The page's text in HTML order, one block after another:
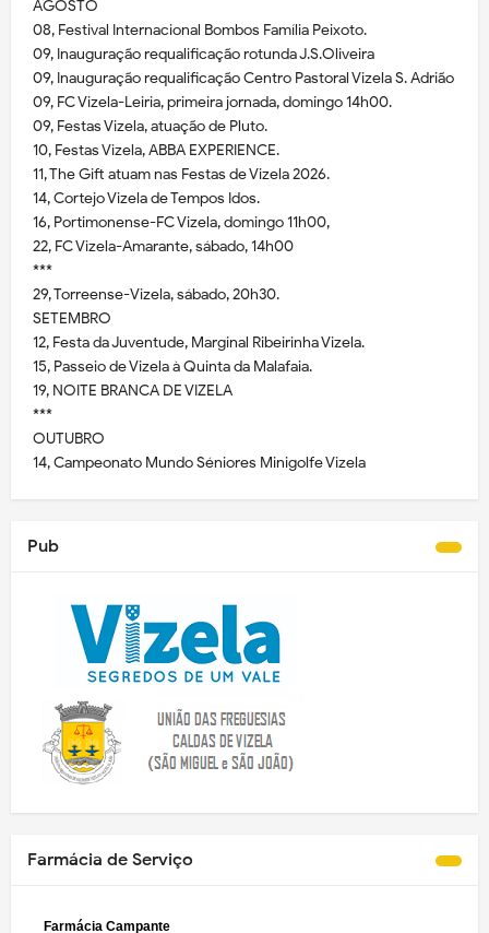
AGOSTO
08, Festival Internacional Bombos Família Peixoto.
09, Inauguração requalificação rotunda J.S.Oliveira
09, Inauguração requalificação Centro Pastoral Vizela S. Adrião
09, FC Vizela-Leiria, primeira jornada, domingo 14h00.
09, Festas Vizela, atuação de Pluto.
10, Festas Vizela, ABBA EXPERIENCE.
11, The Gift atuam nas Festas de Vizela 2026.
14, Cortejo Vizela de Tempos Idos.
16, Portimonense-FC Vizela, domingo 11h00,
22, FC Vizela-Amarante, sábado, 14h00
***
29, Torreense-Vizela, sábado, 20h30.
SETEMBRO
12, Festa da Juventude, Marginal Ribeirinha Vizela.
15, Passeio de Vizela à Quinta da Malafaia.
19, NOITE BRANCA DE VIZELA
***
OUTUBRO
14, Campeonato Mundo Séniores Minigolfe Vizela
Pub
Farmácia de Serviço